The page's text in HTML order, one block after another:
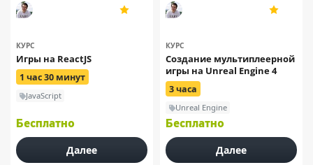
КУРС
Игры на ReactJS
1 час 30 минут
JavaScript
Бесплатно
Далее
КУРС
Создание мультиплеерной
игры на Unreal Engine 4
3 часа
Unreal Engine
Бесплатно
Далее